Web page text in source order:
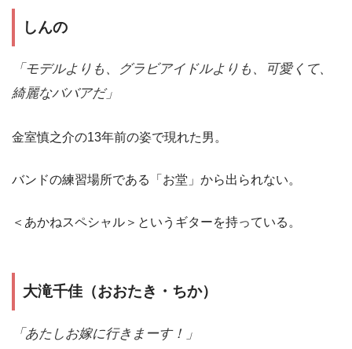
しんの
「モデルよりも、グラビアイドルよりも、可愛くて、
綺麗なババアだ」
金室慎之介の13年前の姿で現れた男。
バンドの練習場所である「お堂」から出られない。
＜あかねスペシャル＞というギターを持っている。
大滝千佳（おおたき・ちか）
「あたしお嫁に行きまーす！」